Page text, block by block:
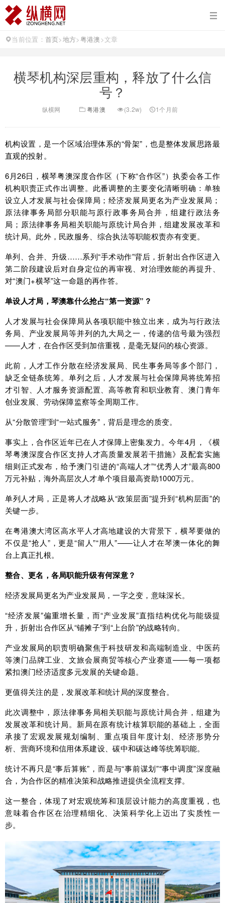
当前位置： 首页>地方>粤港澳>文章
横琴机构深层重构，释放了什么信
号？
纵横网 粤港澳 (3.2w) 1个月前
机构设置，是一个区域治理体系的“骨架”，也是整体发展思路最
直观的投射。
6月26日，横琴粤澳深度合作区（下称“合作区”）执委会各工作
机构职责正式作出调整。此番调整的主要变化清晰明确：单独
设立人才发展与社会保障局；经济发展局更名为产业发展局；
原法律事务局部分职能与原行政事务局合并，组建行政法务
局；原法律事务局相关职能与原统计局合并，组建发展改革和
统计局。此外，民政服务、综合执法等职能权责亦有变更。
单列、合并、升级……系列“手术动作”背后，折射出合作区进入
第二阶段建设后对自身定位的再审视、对治理效能的再提升、
对“澳门+横琴”这一命题的再作答。
单设人才局，琴澳靠什么抢占“第一资源”？
人才发展与社会保障局从各项职能中独立出来，成为与行政法
务局、产业发展局等并列的九大局之一，传递的信号最为强烈
——人才，在合作区受到加倍重视，是毫无疑问的核心资源。
此前，人才工作分散在经济发展局、民生事务局等多个部门，
缺乏全链条统筹。单列之后，人才发展与社会保障局将统筹招
才引智、人才服务资源配置、高等教育和职业教育、澳门青年
创业发展、劳动保障监察等全周期工作。
从“分散管理”到“一站式服务”，背后是理念的质变。
事实上，合作区近年已在人才保障上密集发力。今年4月，《横
琴粤澳深度合作区支持人才高质量发展若干措施》及配套实施
细则正式发布，给予澳门引进的“高端人才”“优秀人才”最高800
万元补贴，海外高层次人才单个项目最高资助1000万元。
单列人才局，正是将人才战略从“政策层面”提升到“机构层面”的
关键一步。
在粤港澳大湾区高水平人才高地建设的大背景下，横琴要做的
不仅是“抢人”，更是“留人”“用人”——让人才在琴澳一体化的舞
台上真正扎根。
整合、更名，各局职能升级有何深意？
经济发展局更名为产业发展局，一字之变，意味深长。
“经济发展”偏重增长量，而“产业发展”直指结构优化与能级提
升，折射出合作区从“铺摊子”到“上台阶”的战略转向。
产业发展局的职责明确聚焦于科技研发和高端制造业、中医药
等澳门品牌工业、文旅会展商贸等核心产业赛道——每一项都
紧扣澳门经济适度多元发展的关键命题。
更值得关注的是，发展改革和统计局的深度整合。
此次调整中，原法律事务局相关职能与原统计局合并，组建为
发展改革和统计局。新局在原有统计核算职能的基础上，全面
承接了宏观发展规划编制、重点项目年度计划、经济形势分
析、营商环境和信用体系建设、碳中和碳达峰等统筹职能。
统计不再只是“事后算账”，而是与“事前谋划”“事中调度”深度融
合，为合作区的精准决策和战略推进提供全流程支撑。
这一整合，体现了对宏观统筹和顶层设计能力的高度重视，也
意味着合作区在治理精细化、决策科学化上迈出了实质性一
步。